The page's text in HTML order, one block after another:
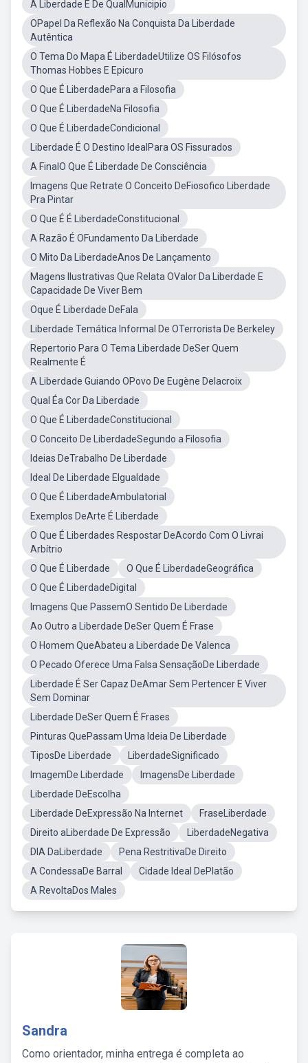
A Liberdade É De QualMunicipio
OPapel Da Reflexão Na Conquista Da Liberdade
Autêntica
O Tema Do Mapa É LiberdadeUtilize OS Filósofos
Thomas Hobbes E Epicuro
O Que É LiberdadePara a Filosofia
O Que É LiberdadeNa Filosofia
O Que É LiberdadeCondicional
Liberdade É O Destino IdealPara OS Fissurados
A FinalO Que É Liberdade De Consciência
Imagens Que Retrate O Conceito DeFiosofico Liberdade
Pra Pintar
O Que É É LiberdadeConstitucional
A Razão É OFundamento Da Liberdade
O Mito Da LiberdadeAnos De Lançamento
Magens Ilustrativas Que Relata OValor Da Liberdade E
Capacidade De Viver Bem
Oque É Liberdade DeFala
Liberdade Temática Informal De OTerrorista De Berkeley
Repertorio Para O Tema Liberdade DeSer Quem
Realmente É
A Liberdade Guiando OPovo De Eugène Delacroix
Qual Éa Cor Da Liberdade
O Que É LiberdadeConstitucional
O Conceito De LiberdadeSegundo a Filosofia
Ideias DeTrabalho De Liberdade
Ideal De Liberdade EIgualdade
O Que É LiberdadeAmbulatorial
Exemplos DeArte É Liberdade
O Que É Liberdades Respostar DeAcordo Com O Livrai
Arbítrio
O Que É Liberdade
O Que É LiberdadeGeográfica
O Que É LiberdadeDigital
Imagens Que PassemO Sentido De Liberdade
Ao Outro a Liberdade DeSer Quem É Frase
O Homem QueAbateu a Liberdade De Valenca
O Pecado Oferece Uma Falsa SensaçãoDe Liberdade
Liberdade É Ser Capaz DeAmar Sem Pertencer E Viver
Sem Dominar
Liberdade DeSer Quem É Frases
Pinturas QuePassam Uma Ideia De Liberdade
TiposDe Liberdade
LiberdadeSignificado
ImagemDe Liberdade
ImagensDe Liberdade
Liberdade DeEscolha
Liberdade DeExpressão Na Internet
FraseLiberdade
Direito aLiberdade De Expressão
LiberdadeNegativa
DIA DaLiberdade
Pena RestritivaDe Direito
A CondessaDe Barral
Cidade Ideal DePlatão
A RevoltaDos Males
Sandra
Como orientador, minha entrega é completa ao